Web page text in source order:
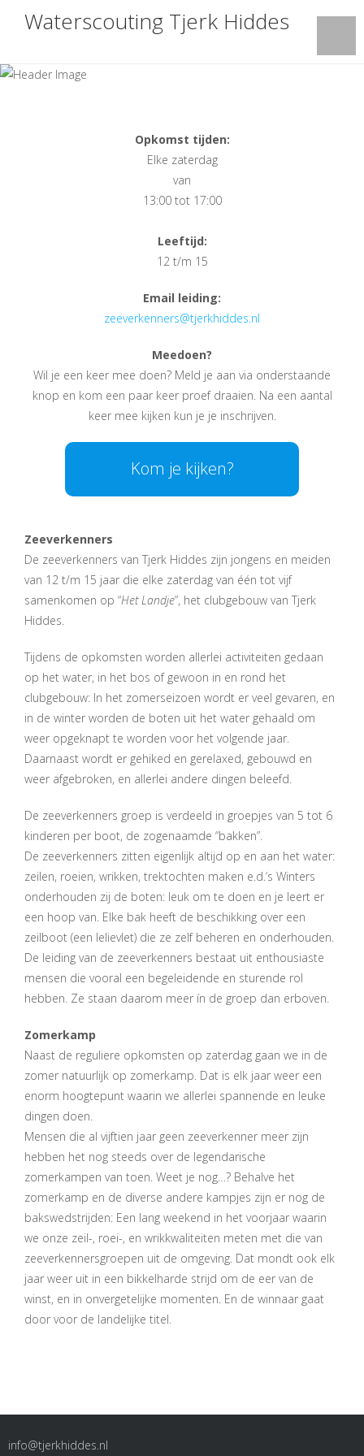
Waterscouting Tjerk Hiddes
Opkomst tijden:
Elke zaterdag
van
13:00 tot 17:00
Leeftijd:
12 t/m 15
Email leiding:
zeeverkenners@tjerkhiddes.nl
Meedoen?
Wil je een keer mee doen? Meld je aan via onderstaande
knop en kom een paar keer proef draaien. Na een aantal
keer mee kijken kun je je inschrijven.
Kom je kijken?
Zeeverkenners
De zeeverkenners van Tjerk Hiddes zijn jongens en meiden
van 12 t/m 15 jaar die elke zaterdag van één tot vijf
samenkomen op “Het Landje”, het clubgebouw van Tjerk
Hiddes.
Tijdens de opkomsten worden allerlei activiteiten gedaan
op het water, in het bos of gewoon in en rond het
clubgebouw: In het zomerseizoen wordt er veel gevaren, en
in de winter worden de boten uit het water gehaald om
weer opgeknapt te worden voor het volgende jaar.
Daarnaast wordt er gehiked en gerelaxed, gebouwd en
weer afgebroken, en allerlei andere dingen beleefd.
De zeeverkenners groep is verdeeld in groepjes van 5 tot 6
kinderen per boot, de zogenaamde “bakken”.
De zeeverkenners zitten eigenlijk altijd op en aan het water:
zeilen, roeien, wrikken, trektochten maken e.d.’s Winters
onderhouden zij de boten: leuk om te doen en je leert er
een hoop van. Elke bak heeft de beschikking over een
zeilboot (een lelievlet) die ze zelf beheren en onderhouden.
De leiding van de zeeverkenners bestaat uit enthousiaste
mensen die vooral een begeleidende en sturende rol
hebben. Ze staan daarom meer ín de groep dan erboven.
Zomerkamp
Naast de reguliere opkomsten op zaterdag gaan we in de
zomer natuurlijk op zomerkamp. Dat is elk jaar weer een
enorm hoogtepunt waarin we allerlei spannende en leuke
dingen doen.
Mensen die al vijftien jaar geen zeeverkenner meer zijn
hebben het nog steeds over de legendarische
zomerkampen van toen. Weet je nog…? Behalve het
zomerkamp en de diverse andere kampjes zijn er nog de
bakswedstrijden: Een lang weekend in het voorjaar waarin
we onze zeil-, roei-, en wrikkwaliteiten meten met die van
zeeverkennersgroepen uit de omgeving. Dat mondt ook elk
jaar weer uit in een bikkelharde strijd om de eer van de
winst, en in onvergetelijke momenten. En de winnaar gaat
door voor de landelijke titel.
info@tjerkhiddes.nl